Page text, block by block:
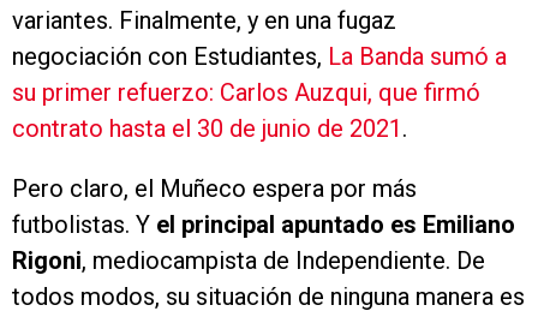
variantes. Finalmente, y en una fugaz
negociación con Estudiantes, La Banda sumó a
su primer refuerzo: Carlos Auzqui, que firmó
contrato hasta el 30 de junio de 2021 .
Pero claro, el Muñeco espera por más
futbolistas. Y el principal apuntado es Emiliano
Rigoni, mediocampista de Independiente. De
todos modos, su situación de ninguna manera es